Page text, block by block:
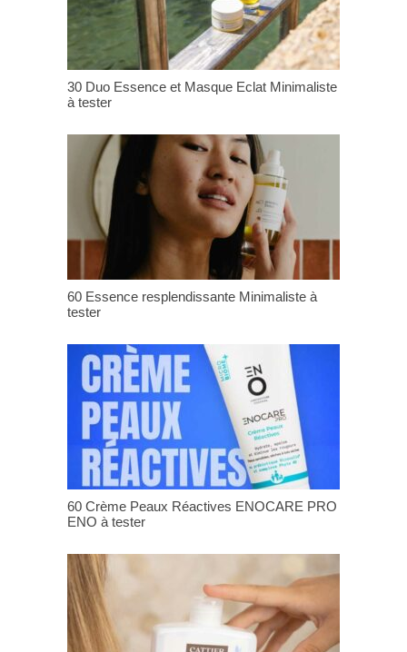
30 Duo Essence et Masque Eclat Minimaliste
à tester
60 Essence resplendissante Minimaliste à
tester
60 Crème Peaux Réactives ENOCARE PRO
ENO à tester